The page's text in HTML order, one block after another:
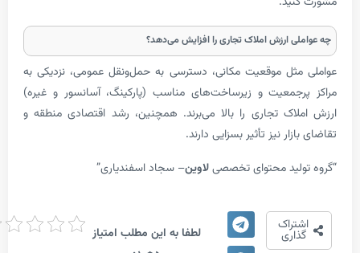
ارزش املاک تجاری را افزایش می‌دهد؟
موقعیت مکانی، دسترسی به حمل‌ونقل عمومی، نزدیکی به
و زیرساخت‌های مناسب (پارکینگ، آسانسور و غیره)
تجاری را بالا می‌برند. همچنین، رشد اقتصادی منطقه و
نیز تأثیر بسزایی دارند.
محتوای تخصصیلاوین– سجاد اسفندیاری”
لطفا به این مطلب امتیاز
امتیاز
دهی